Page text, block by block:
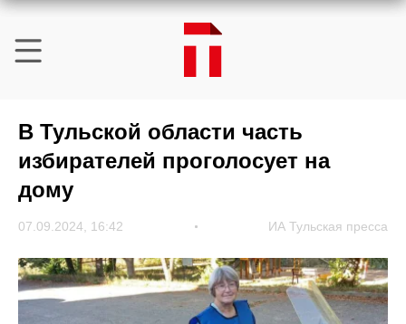
В Тульской области часть
избирателей проголосует на
дому
07.09.2024, 16:42 ИА Тульская пресса